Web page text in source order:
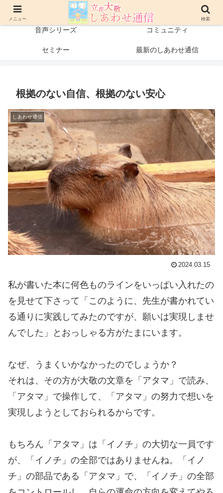
プロフィール
音声シリーズ コミュニティ
セミナー 最新のしあわせ通信
根拠のない自信、根拠のない安心
しあわせ通信
2024.03.15
私が書いた本に何色ものラインをいっぱい入れたの
を見せて下さって「このように、先生が書かれてい
る通りに実践してみたのですが、願いは実現しませ
んでした」とおっしゃる方がたまにいます。
なぜ、うまくいかなかったのでしょうか？
それは、その方が大敬の文章を「アタマ」で読み、
「アタマ」で操作して、「アタマ」の努力で想いを
実現しようとしておられるからです。
もちろん「アタマ」は「イノチ」の大切な一員です
が、「イノチ」の全部ではありませんね。「イノ
チ」の部品である「アタマ」で、「イノチ」の全部
メニュー 検索